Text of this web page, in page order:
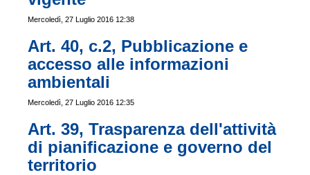
Mercoledì, 27 Luglio 2016 12:38
Art. 40, c.2, Pubblicazione e
accesso alle informazioni
ambientali
Mercoledì, 27 Luglio 2016 12:35
Art. 39, Trasparenza dell'attività
di pianificazione e governo del
territorio